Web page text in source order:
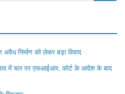
निर्माण को लेकर बड़ा विवाद
में चार पर एफआईआर, कोर्ट के आदेश के बाद